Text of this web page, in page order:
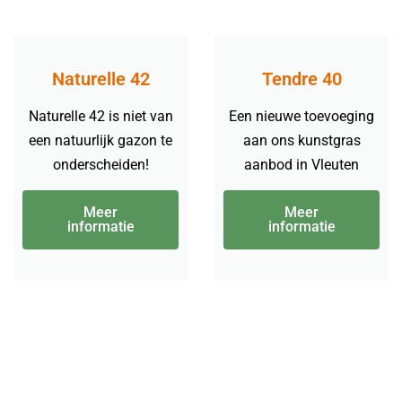
Naturelle 42
Naturelle 42 is niet van
een natuurlijk gazon te
onderscheiden!
Meer
informatie
Tendre 40
Een nieuwe toevoeging
aan ons kunstgras
aanbod in Vleuten
Meer
informatie